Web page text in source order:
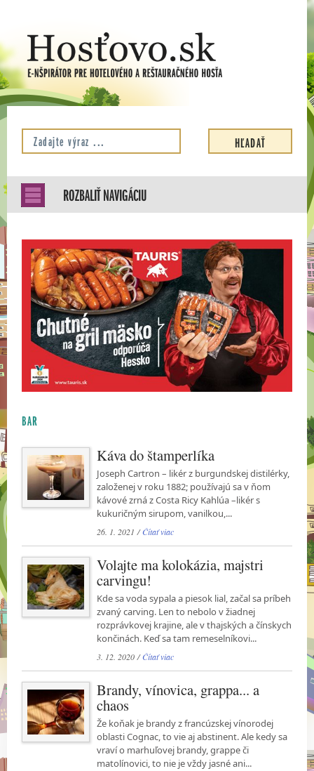
ROZBALIŤ NAVIGÁCIU
BAR
Káva do štamperlíka
Joseph Cartron – likér z burgundskej distilérky,
založenej v roku 1882; používajú sa v ňom
kávové zrná z Costa Ricy Kahlúa –likér s
kukuričným sirupom, vanilkou,...
26. 1. 2021 /Čítať viac
Volajte ma kolokázia, majstri
carvingu!
Kde sa voda sypala a piesok lial, začal sa príbeh
zvaný carving. Len to nebolo v žiadnej
rozprávkovej krajine, ale v thajských a čínskych
končinách. Keď sa tam remeselníkovi...
3. 12. 2020 /Čítať viac
Brandy, vínovica, grappa... a
chaos
Že koňak je brandy z francúzskej vínorodej
oblasti Cognac, to vie aj abstinent. Ale kedy sa
vraví o marhuľovej brandy, grappe či
matolínovici, to nie je vždy jasné ani...